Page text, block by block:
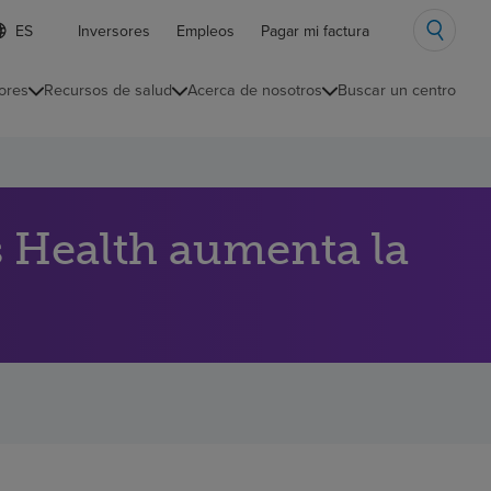
Inversores Empleos Pagar mi factura
Recursos de salud Acerca de nosotros Buscar un centro
aumenta la